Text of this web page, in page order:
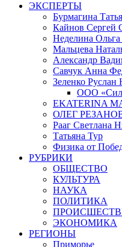
ЭКСПЕРТЫ
Бурмагина
Кайнов Сергей
Неделина
Мальцева
Александр
Савчук Анна
Зеленко Руслан
ООО
EKATERINA
ОЛЕГ
Рааг Светлана
Татьяна Тур
Физика от
РУБРИКИ
ОБЩЕСТВО
КУЛЬТУРА
НАУКА
ПОЛИТИКА
ЭКОНОМИКА
РЕГИОНЫ
Приморье